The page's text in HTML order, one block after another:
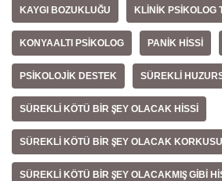
KAYGI BOZUKLUĞU KLINIK PSIKOLOG
KONYAALTI PSIKOLOG PANIK HISSI
PSIKOLOJIK DESTEK SÜREKLI
SÜREKLI KÖTÜ BIR ŞEY OLACAK HISSI
SÜREKLI KÖTÜ BIR ŞEY OLACAK KORKUSU
SÜREKLI KÖTÜ BIR ŞEY OLACAKMIŞ GIBI